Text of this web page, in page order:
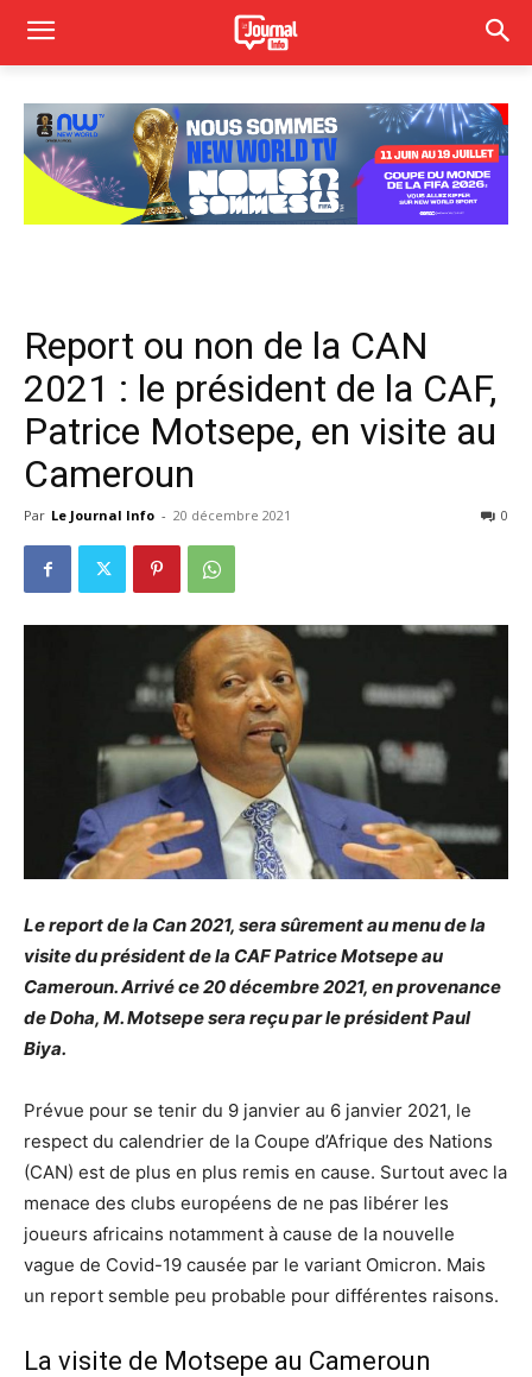
Report ou non de la CAN
2021 : le président de la CAF,
Patrice Motsepe, en visite au
Cameroun
Par Le Journal Info - 20 décembre 2021 0
Le report de la Can 2021, sera sûrement au menu de la
visite du président de la CAF Patrice Motsepe au
Cameroun. Arrivé ce 20 décembre 2021, en provenance
de Doha, M. Motsepe sera reçu par le président Paul
Biya.
Prévue pour se tenir du 9 janvier au 6 janvier 2021, le
respect du calendrier de la Coupe d’Afrique des Nations
(CAN) est de plus en plus remis en cause. Surtout avec la
menace des clubs européens de ne pas libérer les
joueurs africains notamment à cause de la nouvelle
vague de Covid-19 causée par le variant Omicron. Mais
un report semble peu probable pour différentes raisons.
La visite de Motsepe au Cameroun